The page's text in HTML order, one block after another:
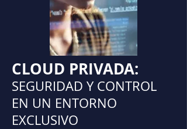
CLOUD PRIVADA:
SEGURIDAD Y CONTROL
EN UN ENTORNO
EXCLUSIVO